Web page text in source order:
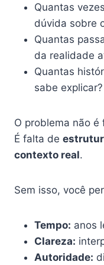
Quantas
dúvida sobre
Quantas
da realidade
Quantas
sabe explicar?
O problema não é
É falta de
contexto real.
Sem isso, você
Tempo: anos
Clareza:
Autoridade: